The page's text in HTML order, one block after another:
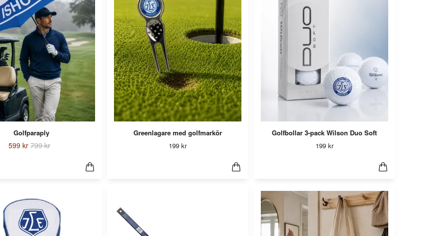
Golfparaply
599 kr 799 kr
Greenlagare med golfmarkör
199 kr
Golfbollar 3-pack Wilson Duo Soft
199 kr